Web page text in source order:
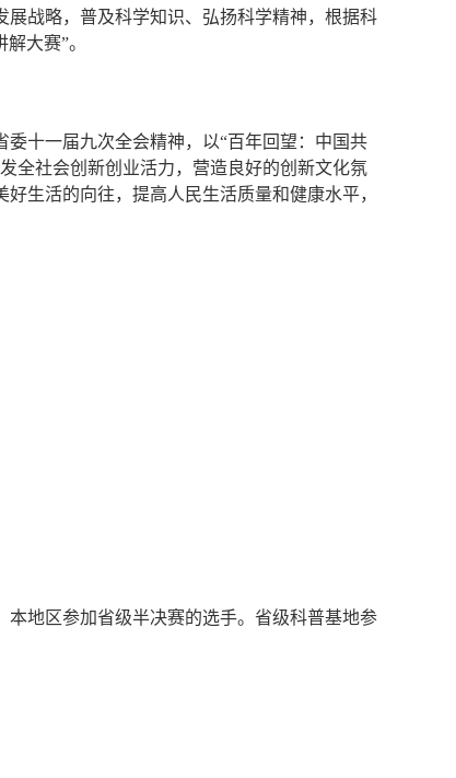
战略，普及科学知识、弘扬科学精神，根据科
解大赛”。
十一届九次全会精神，以“百年回望：中国共
全社会创新创业活力，营造良好的创新文化氛
生活的向往，提高人民生活质量和健康水平，
地区参加省级半决赛的选手。省级科普基地参